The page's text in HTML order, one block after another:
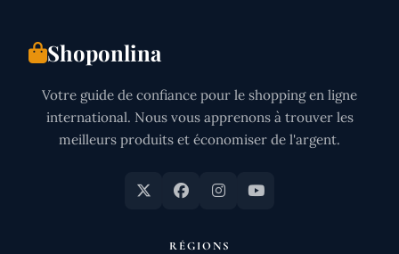
Shoponlina
Votre guide de confiance pour le shopping en ligne
international. Nous vous apprenons à trouver les
meilleurs produits et économiser de l'argent.
RÉGIONS